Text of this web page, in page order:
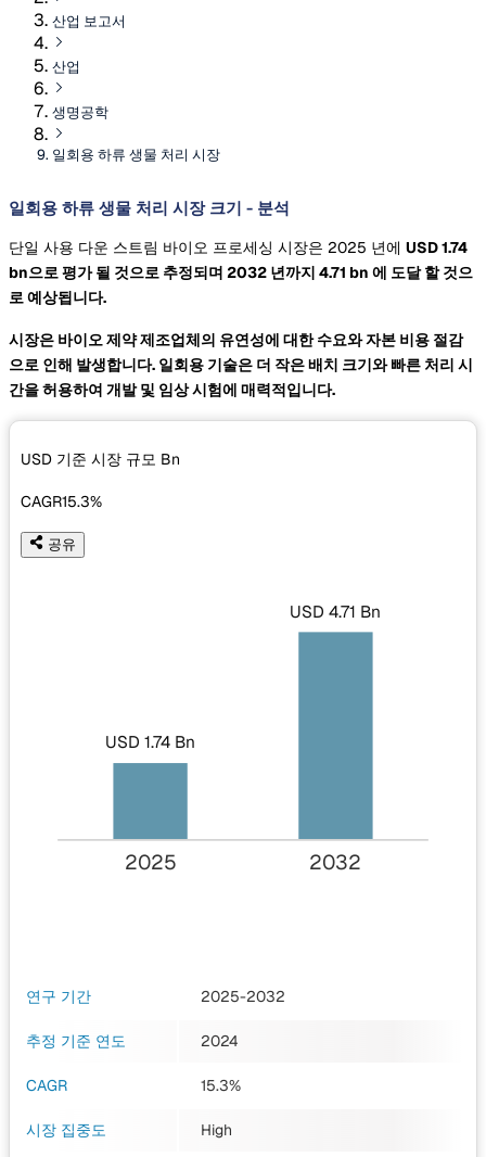
산업 보고서
산업
생명공학
일회용 하류 생물 처리 시장
일회용 하류 생물 처리 시장 크기 - 분석
단일 사용 다운 스트림 바이오 프로세싱 시장은 2025 년에 USD 1.74
bn으로 평가 될 것으로 추정되며 2032 년까지 4.71 bn 에 도달 할 것으
로 예상됩니다.
시장은 바이오 제약 제조업체의 유연성에 대한 수요와 자본 비용 절감
으로 인해 발생합니다. 일회용 기술은 더 작은 배치 크기와 빠른 처리 시
간을 허용하여 개발 및 임상 시험에 매력적입니다.
USD 기준 시장 규모 Bn
CAGR15.3%
공유
USD 1.74 Bn
USD 4.71 Bn
2025 2032
연구 기간 2025-2032
추정 기준 연도 2024
CAGR 15.3%
시장 집중도 High